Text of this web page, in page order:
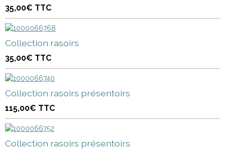
35,00€ TTC
Collection rasoirs
35,00€ TTC
Collection rasoirs présentoirs
115,00€ TTC
Collection rasoirs présentoirs